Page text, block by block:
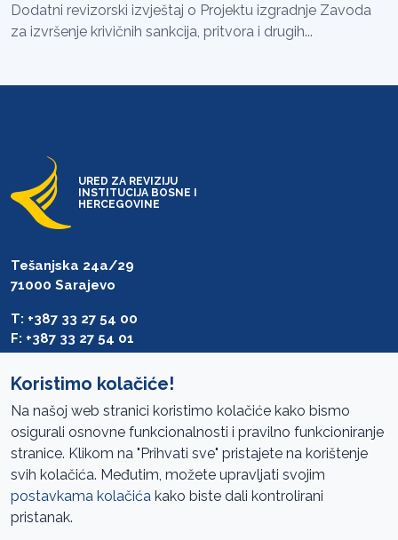
Dodatni revizorski izvještaj o Projektu izgradnje Zavoda
za izvršenje krivičnih sankcija, pritvora i drugih...
URED ZA REVIZIJU
INSTITUCIJA BOSNE I
HERCEGOVINE
Tešanjska 24a/29
71000 Sarajevo
T: +387 33 27 54 00
F: +387 33 27 54 01
Pristup informacijama
Mapa sajta
Oglasi
Koristimo kolačiće!
Na našoj web stranici koristimo kolačiće kako bismo
osigurali osnovne funkcionalnosti i pravilno funkcioniranje
stranice. Klikom na "Prihvati sve" pristajete na korištenje
svih kolačića. Međutim, možete upravljati svojim
postavkama kolačića kako biste dali kontrolirani
pristanak.